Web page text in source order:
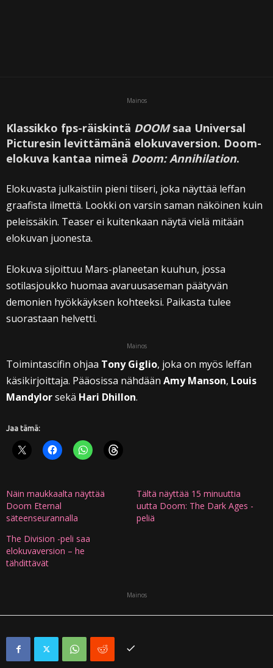
Mainos
Klassikko fps-räiskintä DOOMsaa Universal
Picturesin levittämänä elokuvaversion. Doom-
elokuva kantaa nimeä Doom: Annihilation.
Elokuvasta julkaistiin pieni tiiseri, joka näyttää leffan
graafista ilmettä. Lookki on varsin saman näköinen kuin
peleissäkin. Teaser ei kuitenkaan näytä vielä mitään
elokuvan juonesta.
Elokuva sijoittuu Mars-planeetan kuuhun, jossa
sotilasjoukko huomaa avaruusaseman päätyvän
demonien hyökkäyksen kohteeksi. Paikasta tulee
suorastaan helvetti.
Mainos
Toimintascifin ohjaa Tony Giglio, joka on myös leffan
käsikirjoittaja. Pääosissa nähdään Amy Manson, Louis
Mandylorsekä Hari Dhillon.
Jaa tämä:
Näin maukkaalta näyttää
Doom Eternal
säteenseurannalla
Tältä näyttää 15 minuuttia
uutta Doom: The Dark Ages -
peliä
The Division -peli saa
elokuvaversion – he
tähdittävät
Mainos